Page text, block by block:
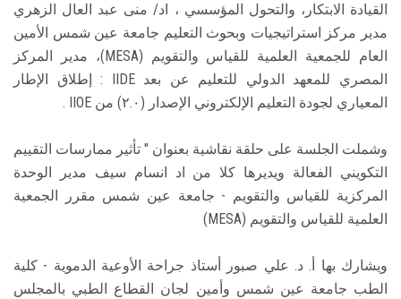
القيادة الابتكار، والتحول المؤسسي ، اد/ منى عبد العال الزهري
مدير مركز استراتيجيات وبحوث التعليم جامعة عين شمس الأمين
العام للجمعية العلمية للقياس والتقويم (MESA)، مدير المركز
المصري للمعهد الدولي للتعليم عن بعد IIDE : إطلاق الإطار
المعياري لجودة التعليم الإلكتروني الإصدار (٢.٠) من IIOE .
وشملت الجلسة على حلقة نقاشية بعنوان " تأثير ممارسات التقييم
التكويني الفعالة ويديرها كلا من اد انسام سيف مدير الوحدة
المركزية للقياس والتقويم - جامعة عين شمس مقرر الجمعية
العلمية للقياس والتقويم (MESA)
ويشارك بها أ. د. علي صبور أستاذ جراحة الأوعية الدموية - كلية
الطب جامعة عين شمس وأمين لجان القطاع الطبي بالمجلس